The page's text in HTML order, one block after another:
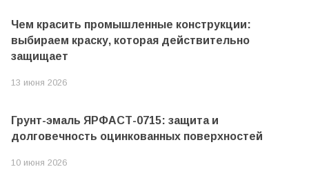
Чем красить промышленные конструкции:
выбираем краску, которая действительно
защищает
13 июня 2026
Грунт-эмаль ЯРФАСТ-0715: защита и
долговечность оцинкованных поверхностей
10 июня 2026